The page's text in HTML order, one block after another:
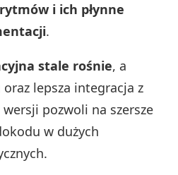
i ich płynne
.
stale rośnie, a
lepsza integracja z
pozwoli na szersze
w dużych